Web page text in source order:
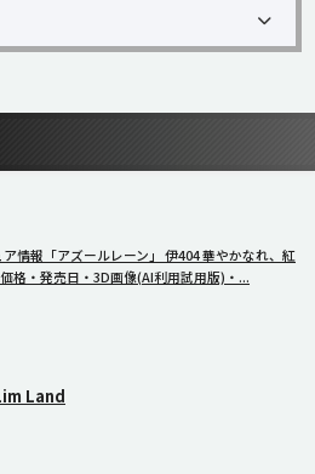
情報「アズールレーン」 伊404 華やかなれ、紅
格・発売日・3D画像(AI利用試用版)・...
Land